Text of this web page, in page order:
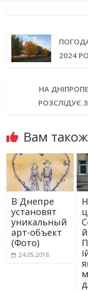
2024
НА
РОЗСЛІДУЄ
Вам
В Днепре
установят
уникальный
арт-объект
(Фото)
24.05.2018